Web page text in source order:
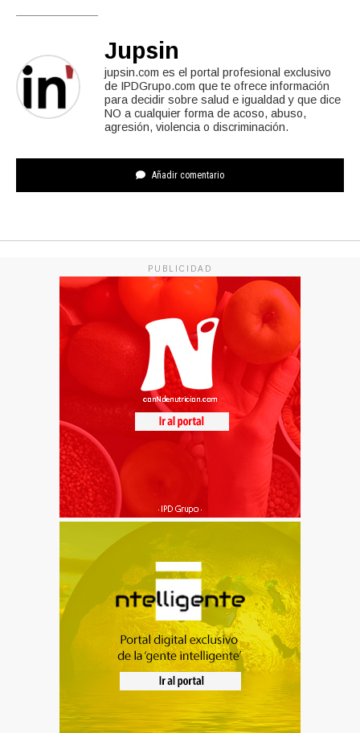
Jupsin
jupsin.com es el portal profesional exclusivo
de IPDGrupo.com que te ofrece información
para decidir sobre salud e igualdad y que dice
NO a cualquier forma de acoso, abuso,
agresión, violencia o discriminación.
Añadir comentario
PUBLICIDAD